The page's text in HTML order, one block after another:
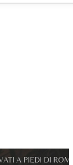
A PIEDI DI